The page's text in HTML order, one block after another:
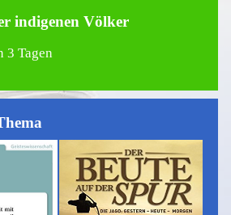
der Menschenrechte, der
indigenen Völker
3 Tagen